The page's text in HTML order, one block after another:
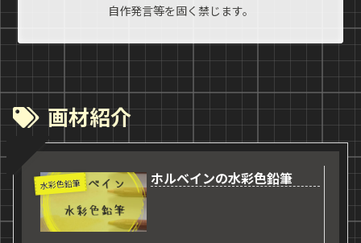
自作発言等を固く禁じます。
画材紹介
水彩色鉛筆 ホルベインの水彩色鉛筆